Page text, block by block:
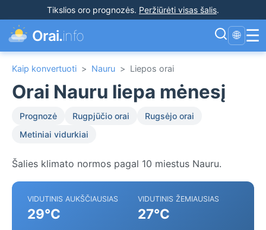
Tikslios oro prognozės. Peržiūrėti visas šalis.
Orai.info 🌐 ☰
Kaip konvertuoti > Nauru > Liepos orai
Orai Nauru liepa mėnesį
Prognozė Rugpjūčio orai
Rugsėjo orai
Metiniai vidurkiai
Šalies klimato normos pagal 10 miestus Nauru.
VIDUTINIS AUKŠČIAUSIAS
29°C
VIDUTINIS ŽEMIAUSIAS
27°C